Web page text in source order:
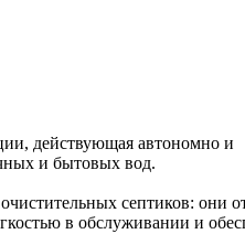
действующая автономно и
и бытовых вод.
септиков: они
в обслуживании и